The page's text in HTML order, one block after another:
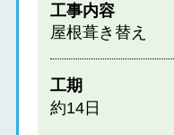
工事内容
屋根葺き替え
工期
約14日